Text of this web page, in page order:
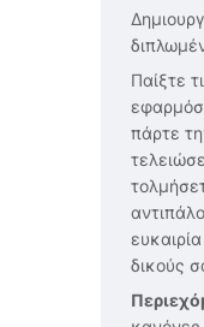
Παίξτε
πάρτε
δικούς